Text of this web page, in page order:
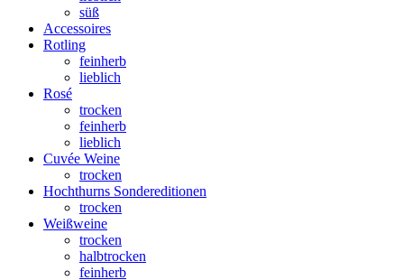
süß
Accessoires
Rotling
feinherb
lieblich
Rosé
trocken
feinherb
lieblich
Cuvée Weine
trocken
Hochthurns Sondereditionen
trocken
Weißweine
trocken
halbtrocken
feinherb